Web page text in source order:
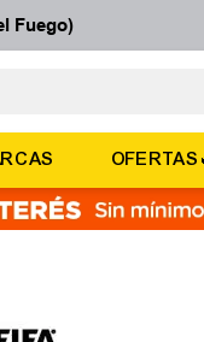
Fuego)